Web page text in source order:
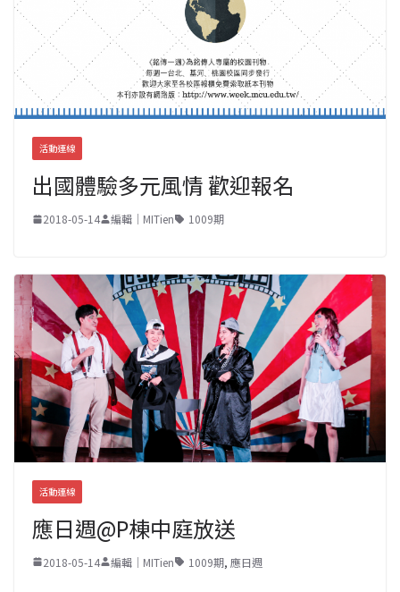
活動連線
出國體驗多元風情 歡迎報名
2018-05-14 編輯｜MITien 1009期
活動連線
應日週@P棟中庭放送
2018-05-14 編輯｜MITien 1009期, 應日週